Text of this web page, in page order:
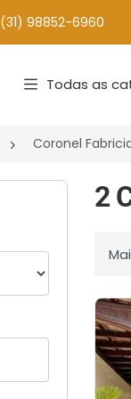
(31) 98852-6960
Todas as
Coronel
2